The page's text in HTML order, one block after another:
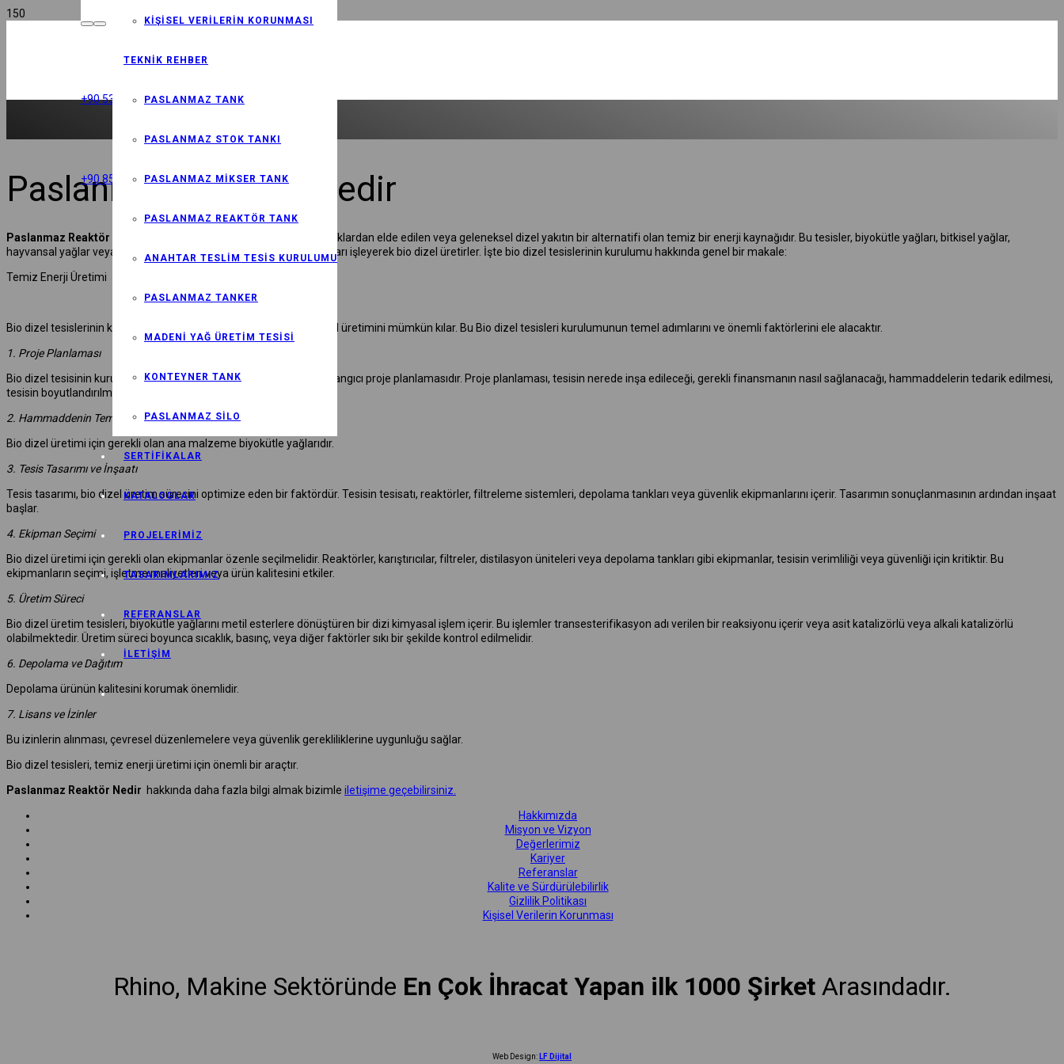
+90 535 833 85 77 -(SALES -SATIŞ)
+90 850 532 74 66 (RH NO)
KIŞISEL VERILERIN KORUNMASI
TEKNIK REHBER
PASLANMAZ TANK
PASLANMAZ STOK TANKI
PASLANMAZ MIKSER TANK
PASLANMAZ REAKTÖR TANK
ANAHTAR TESLIM TESIS KURULUMU
PASLANMAZ TANKER
MADENI YAĞ ÜRETIM TESISI
KONTEYNER TANK
PASLANMAZ SILO
SERTIFIKALAR
KATALOGLAR
PROJELERIMIZ
TASARIMLARIMIZ
REFERANSLAR
İLETIŞIM
Paslanmaz Reaktör Nedir
Paslanmaz Reaktör Nedir
Bio dizel, biyolojik kaynaklardan elde edilen veya geleneksel dizel yakıtın bir alternatifi olan temiz bir enerji kaynağıdır. Bu tesisler, biyokütle yağları, bitkisel yağlar,
hayvansal yağlar veya diğer biyolojik kaynaklardan elde edilen yağları işleyerek bio dizel üretirler. İşte bio dizel tesislerinin kurulumu hakkında genel bir makale:
Temiz Enerji Üretimi
Bio dizel tesislerinin kurulumu, biyokütle yağlarını işleyerek bio dizel üretimini mümkün kılar. Bu Bio dizel tesisleri kurulumunun temel adımlarını ve önemli faktörlerini ele alacaktır.
1. Proje Planlaması
Bio dizel tesisinin kurulumu birçok adımı içerir veya bu sürecin başlangıcı proje planlamasıdır. Proje planlaması, tesisin nerede inşa edileceği, gerekli finansmanın nasıl sağlanacağı, hammaddelerin tedarik edilmesi,
tesisin boyutlandırılması veya işletme izinleri gibi konuları içerir.
2. Hammaddenin Temini
Bio dizel üretimi için gerekli olan ana malzeme biyokütle yağlarıdır.
3. Tesis Tasarımı ve İnşaatı
Tesis tasarımı, bio dizel üretim sürecini optimize eden bir faktördür. Tesisin tesisatı, reaktörler, filtreleme sistemleri, depolama tankları veya güvenlik ekipmanlarını içerir. Tasarımın sonuçlanmasının ardından inşaat
başlar.
4. Ekipman Seçimi
Bio dizel üretimi için gerekli olan ekipmanlar özenle seçilmelidir. Reaktörler, karıştırıcılar, filtreler, distilasyon üniteleri veya depolama tankları gibi ekipmanlar, tesisin verimliliği veya güvenliği için kritiktir. Bu
ekipmanların seçimi, işletme maliyetleri veya ürün kalitesini etkiler.
5. Üretim Süreci
Bio dizel üretim tesisleri, biyokütle yağlarını metil esterlere dönüştüren bir dizi kimyasal işlem içerir. Bu işlemler transesterifikasyon adı verilen bir reaksiyonu içerir veya asit katalizörlü veya alkali katalizörlü
olabilmektedir. Üretim süreci boyunca sıcaklık, basınç, veya diğer faktörler sıkı bir şekilde kontrol edilmelidir.
6. Depolama ve Dağıtım
Depolama ürünün kalitesini korumak önemlidir.
7. Lisans ve İzinler
Bu izinlerin alınması, çevresel düzenlemelere veya güvenlik gerekliliklerine uygunluğu sağlar.
Bio dizel tesisleri, temiz enerji üretimi için önemli bir araçtır.
Paslanmaz Reaktör Nedir hakkında daha fazla bilgi almak bizimle iletişime geçebilirsiniz.
Hakkımızda
Misyon ve Vizyon
Değerlerimiz
Kariyer
Referanslar
Kalite ve Sürdürülebilirlik
Gizlilik Politikası
Kişisel Verilerin Korunması
Rhino, Makine Sektöründe En Çok İhracat Yapan ilk 1000 ŞirketArasındadır.
Web Design: LF Dijital